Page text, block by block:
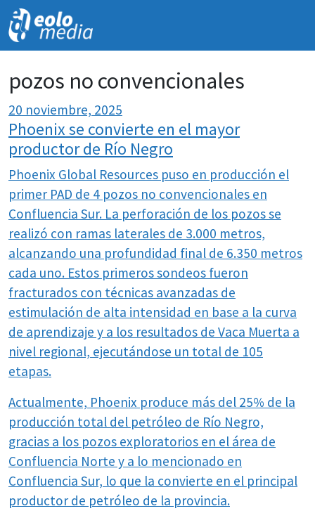
pozos no convencionales
20 noviembre, 2025
Phoenix se convierte en el mayor
productor de Río Negro
Phoenix Global Resources puso en producción el
primer PAD de 4 pozos no convencionales en
Confluencia Sur. La perforación de los pozos se
realizó con ramas laterales de 3.000 metros,
alcanzando una profundidad final de 6.350 metros
cada uno. Estos primeros sondeos fueron
fracturados con técnicas avanzadas de
estimulación de alta intensidad en base a la curva
de aprendizaje y a los resultados de Vaca Muerta a
nivel regional, ejecutándose un total de 105
etapas.
Actualmente, Phoenix produce más del 25% de la
producción total del petróleo de Río Negro,
gracias a los pozos exploratorios en el área de
Confluencia Norte y a lo mencionado en
Confluencia Sur, lo que la convierte en el principal
productor de petróleo de la provincia.